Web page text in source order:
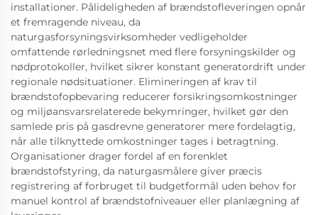
installationer. Pålideligheden af brændstofleveringen opnår
et fremragende niveau, da
naturgasforsyningsvirksomheder vedligeholder
omfattende rørledningsnet med flere forsyningskilder og
nødprotokoller, hvilket sikrer konstant generatordrift under
regionale nødsituationer. Elimineringen af krav til
brændstofopbevaring reducerer forsikringsomkostninger
og miljøansvarsrelaterede bekymringer, hvilket gør den
samlede pris på gasdrevne generatorer mere fordelagtig,
når alle tilknyttede omkostninger tages i betragtning.
Organisationer drager fordel af en forenklet
brændstofstyring, da naturgasmålere giver præcis
registrering af forbruget til budgetformål uden behov for
manuel kontrol af brændstofniveauer eller planlægning af